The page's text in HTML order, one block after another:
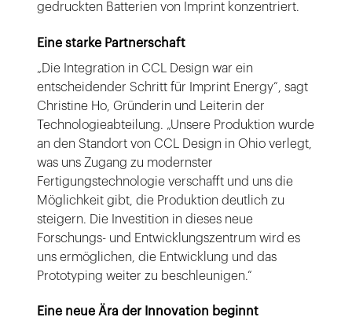
gedruckten Batterien von Imprint konzentriert.
Eine starke Partnerschaft
„Die Integration in CCL Design war ein
entscheidender Schritt für Imprint Energy“, sagt
Christine Ho, Gründerin und Leiterin der
Technologieabteilung. „Unsere Produktion wurde
an den Standort von CCL Design in Ohio verlegt,
was uns Zugang zu modernster
Fertigungstechnologie verschafft und uns die
Möglichkeit gibt, die Produktion deutlich zu
steigern. Die Investition in dieses neue
Forschungs- und Entwicklungszentrum wird es
uns ermöglichen, die Entwicklung und das
Prototyping weiter zu beschleunigen.“
Eine neue Ära der Innovation beginnt